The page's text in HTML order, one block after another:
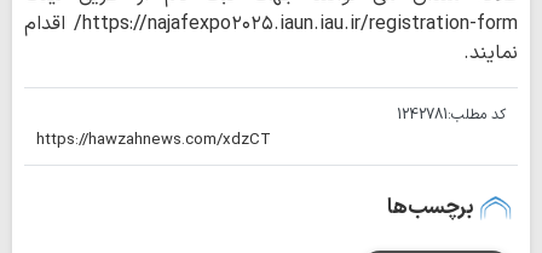
https://najafexpo۲۰۲۵.iaun.iau.ir/registration-form/ اقدام
نمایند.
کد مطلب:1242781
برچسب‌ها